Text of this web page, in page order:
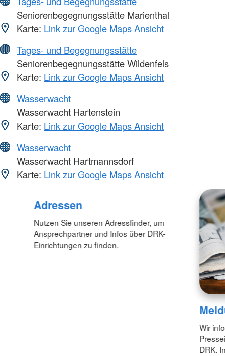
Seniorenbegegnungsstätte Marienthal
Karte: Link zur Google Maps Ansicht
Tages- und Begegnungsstätte
Seniorenbegegnungsstätte Wildenfels
Karte: Link zur Google Maps Ansicht
Wasserwacht
Wasserwacht Hartenstein
Karte: Link zur Google Maps Ansicht
Wasserwacht
Wasserwacht Hartmannsdorf
Karte: Link zur Google Maps Ansicht
Adressen
Nutzen Sie unseren Adressfinder, um
Ansprechpartner und Infos über DRK-
Einrichtungen zu finden.
Wir
DRK.